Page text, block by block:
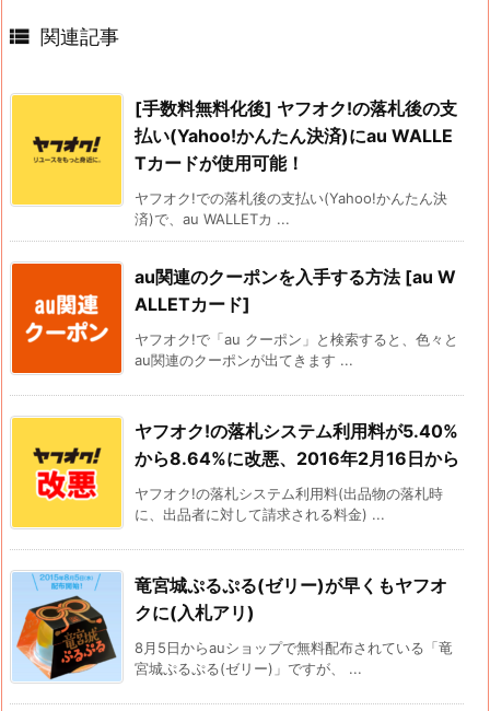
 関連記事
[手数料無料化後] ヤフオク!の落札後の支
払い(Yahoo!かんたん決済)にau WALLE
Tカードが使用可能！
ヤフオク!での落札後の支払い(Yahoo!かんたん決
済)で、au WALLETカ ...
au関連のクーポンを入手する方法 [au W
ALLETカード]
ヤフオク!で「au クーポン」と検索すると、色々と
au関連のクーポンが出てきます ...
ヤフオク!の落札システム利用料が5.40%
から8.64%に改悪、2016年2月16日から
ヤフオク!の落札システム利用料(出品物の落札時
に、出品者に対して請求される料金) ...
竜宮城ぷるぷる(ゼリー)が早くもヤフオ
クに(入札アリ)
8月5日からauショップで無料配布されている「竜
宮城ぷるぷる(ゼリー)」ですが、 ...